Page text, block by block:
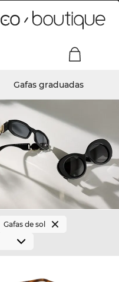
Gafas graduadas
Gafas de sol